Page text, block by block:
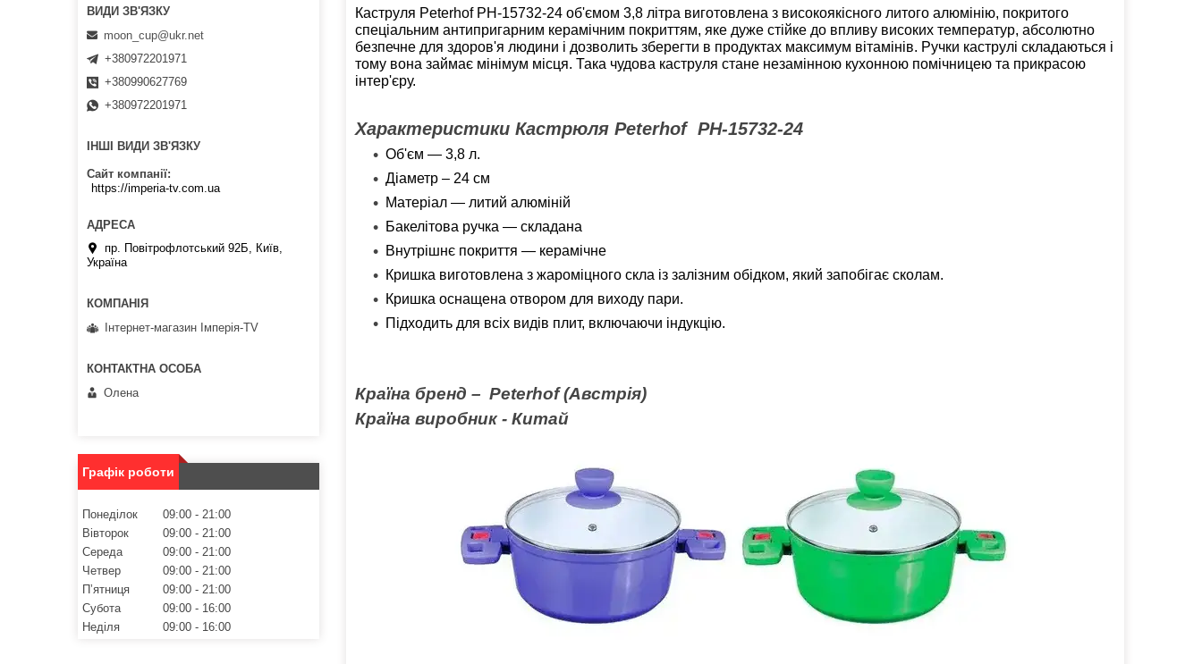
Каструля Peterhof PH-15732-24 об'ємом 3,8 літра виготовлена з високоякісного литого алюмінію, покритого
спеціальним антипригарним керамічним покриттям, яке дуже стійке до впливу високих температур, абсолютно
безпечне для здоров'я людини і дозволить зберегти в продуктах максимум вітамінів. Ручки каструлі складаються і
тому вона займає мінімум місця. Така чудова каструля стане незамінною кухонною помічницею та прикрасою
інтер'єру.
Характеристики Кастрюля Peterhof PH-15732-24
Об'єм ― 3,8 л.
Діаметр – 24 см
Матеріал ― литий алюміній
Бакелітова ручка ― складана
Внутрішнє покриття ― керамічне
Кришка виготовлена з жароміцного скла із залізним обідком, який запобігає сколам.
Кришка оснащена отвором для виходу пари.
Підходить для всіх видів плит, включаючи індукцію.
Країна бренд – Peterhof (Австрія)
Країна виробник - Китай
moon_cup@ukr.net
+380972201971
+380990627769
+380972201971
ІНШІ ВИДИ ЗВ'ЯЗКУ
Сайт компанії
https://imperia-tv.com.ua
пр. Повітрофлотський 92Б, Київ,
Україна
Інтернет-магазин Імперія-TV
Олена
Графік роботи
Понеділок 09:00
21:00
Вівторок
09:00
21:00
Середа
09:00
21:00
Четвер
09:00
21:00
Пʼятниця
09:00
21:00
Субота
09:00
16:00
Неділя
09:00 16:00